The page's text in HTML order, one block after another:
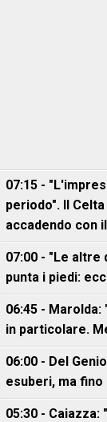
07:15 -
periodo". Il
accadendo con
07:00 - "Le
punta i piedi:
06:45 -
in particolare.
06:00 - Del
esuberi, ma fino
05:30 -